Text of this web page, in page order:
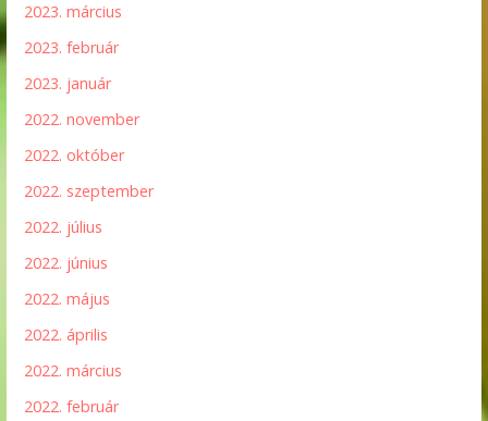
2023. március
2023. február
2023. január
2022. november
2022. október
2022. szeptember
2022. július
2022. június
2022. május
2022. április
2022. március
2022. február